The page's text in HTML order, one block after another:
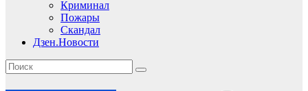
Криминал
Пожары
Скандал
Дзен.Новости